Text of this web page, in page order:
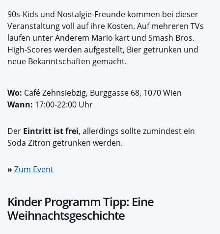
90s-Kids und Nostalgie-Freunde kommen bei dieser
Veranstaltung voll auf ihre Kosten. Auf mehreren TVs
laufen unter Anderem Mario kart und Smash Bros.
High-Scores werden aufgestellt, Bier getrunken und
neue Bekanntschaften gemacht.
Wo: Café Zehnsiebzig, Burggasse 68, 1070 Wien
Wann: 17:00-22:00 Uhr
Der Eintritt ist frei, allerdings sollte zumindest ein
Soda Zitron getrunken werden.
» Zum Event
Kinder Programm Tipp: Eine
Weihnachts­geschichte